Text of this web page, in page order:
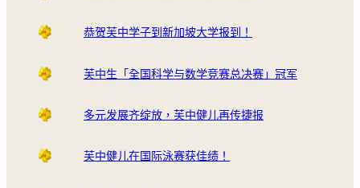
恭贺芙中学子到新加坡大学报到！
芙中生「全国科学与数学竞赛总决赛」冠军
多元发展齐绽放，芙中健儿再传捷报
芙中健儿在国际泳赛获佳绩！